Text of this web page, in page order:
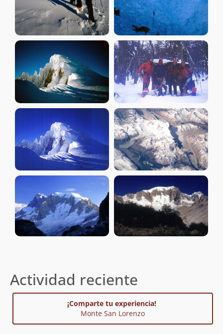
Actividad reciente
¡Comparte tu experiencia!
Monte San Lorenzo